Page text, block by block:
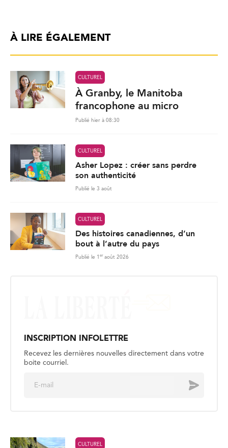
À LIRE ÉGALEMENT
CULTUREL
À Granby, le Manitoba
francophone au micro
Publié hier à 08:30
CULTUREL
Asher Lopez : créer sans perdre
son authenticité
Publié le 3 août
CULTUREL
Des histoires canadiennes, d’un
bout à l’autre du pays
Publié le 1 er août 2026
INSCRIPTION INFOLETTRE
Recevez les dernières nouvelles directement dans votre
boite courriel.
Envoyer
CULTUREL